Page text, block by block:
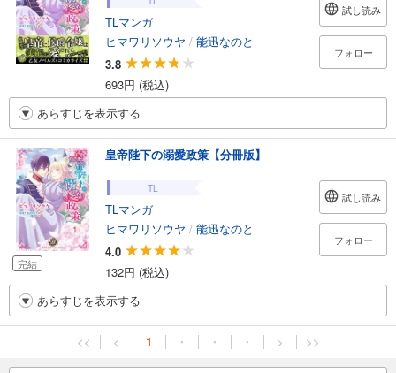
TLマンガ
ヒマワリソウヤ / 能迅なのと
3.8
693円 (税込)
試し読み
フォロー
あらすじを表示する
完結
皇帝陛下の溺愛政策【分冊版】
TL
TLマンガ
ヒマワリソウヤ / 能迅なのと
4.0
132円 (税込)
試し読み
フォロー
あらすじを表示する
<< < 1 ・ ・ ・ > >>